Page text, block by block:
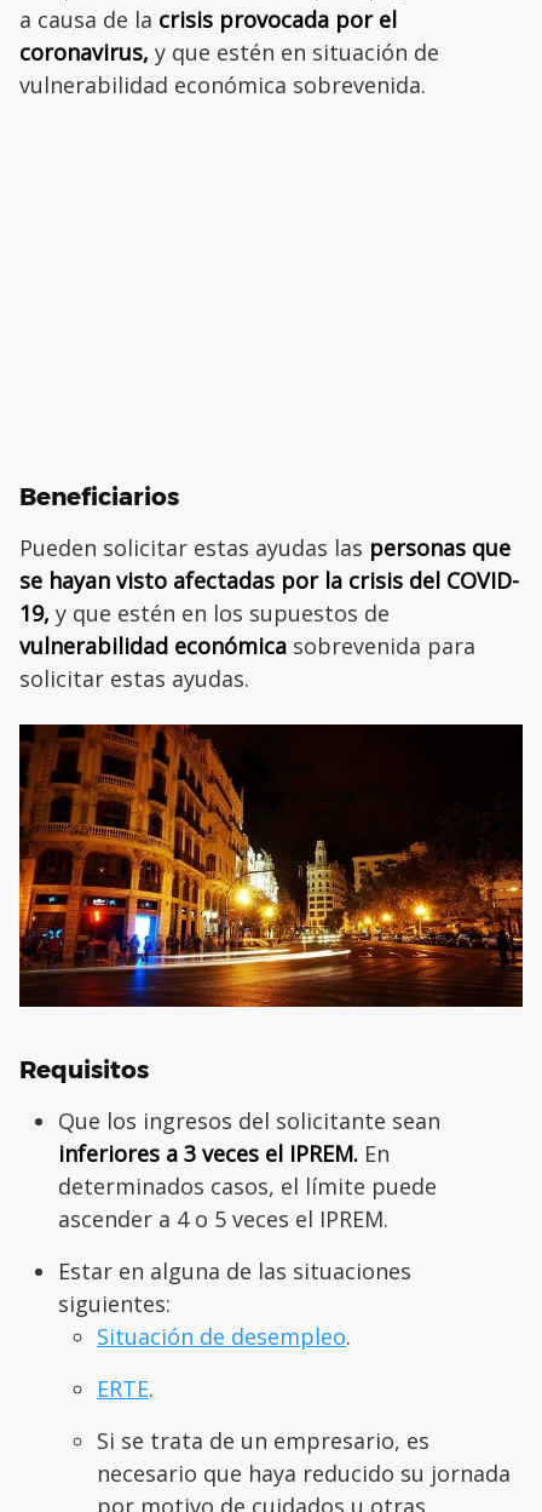
a causa de la crisis provocada por el
coronavirus, y que estén en situación de
vulnerabilidad económica sobrevenida.
Beneficiarios
Pueden solicitar estas ayudas las personas que
se hayan visto afectadas por la crisis del COVID-
19, y que estén en los supuestos de
vulnerabilidad económica sobrevenida para
solicitar estas ayudas.
Requisitos
Que los ingresos del solicitante sean
inferiores a 3 veces el IPREM. En
determinados casos, el límite puede
ascender a 4 o 5 veces el IPREM.
Estar en alguna de las situaciones
siguientes:
Situación de desempleo.
ERTE.
Si se trata de un empresario, es
necesario que haya reducido su jornada